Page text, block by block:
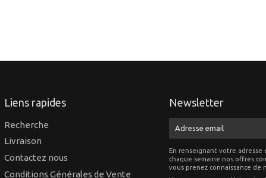
Liens rapides
Recherche
Livraison
Contactez nous
Conditions Générales de Vente
Newsletter
E-
mail
En renseignant votre adresse
chaque semaine nos offres
vous prenez connaissance de